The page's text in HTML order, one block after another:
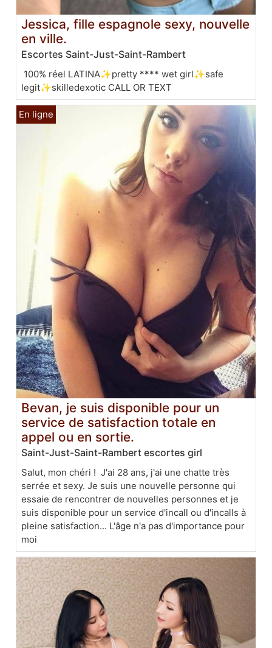
Jessica, fille espagnole sexy, nouvelle
en ville.
Escortes Saint-Just-Saint-Rambert
100% réel LATINA✨pretty **** wet girl✨safe
legit✨skilledexotic CALL OR TEXT
Bevan, je suis disponible pour un
service de satisfaction totale en
appel ou en sortie.
Saint-Just-Saint-Rambert escortes girl
Salut, mon chéri ! J'ai 28 ans, j'ai une chatte très
serrée et sexy. Je suis une nouvelle personne qui
essaie de rencontrer de nouvelles personnes et je
suis disponible pour un service d'incall ou d'incalls à
pleine satisfaction... L'âge n'a pas d'importance pour
moi